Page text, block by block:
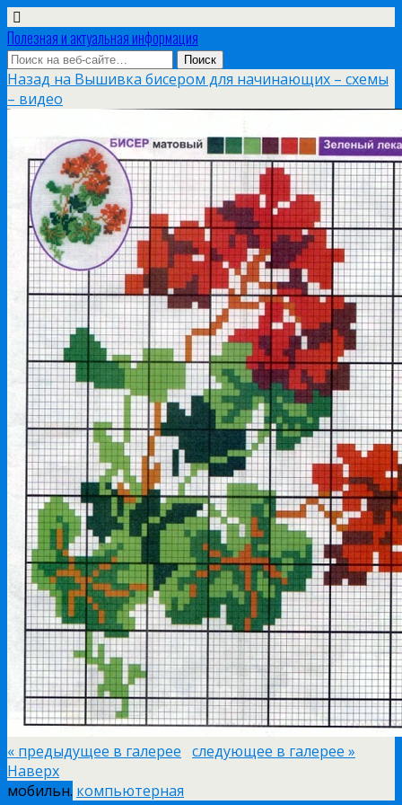
Полезная и актуальная информация
Назад на Вышивка бисером для начинающих – схемы
– видео
« предыдущее в галерее следующее в галерее »
Наверх
мобильн. компьютерная